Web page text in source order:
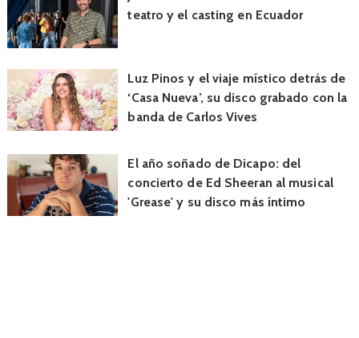
teatro y el casting en Ecuador
Luz Pinos y el viaje místico detrás de
‘Casa Nueva’, su disco grabado con la
banda de Carlos Vives
El año soñado de Dicapo: del
concierto de Ed Sheeran al musical
'Grease' y su disco más íntimo